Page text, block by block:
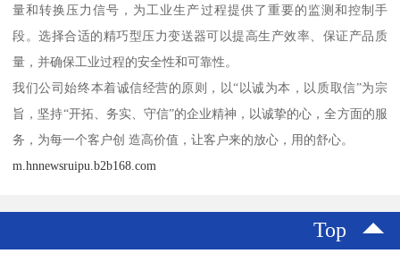
量和转换压力信号，为工业生产过程提供了重要的监测和控制手
段。选择合适的精巧型压力变送器可以提高生产效率、保证产品质
量，并确保工业过程的安全性和可靠性。
我们公司始终本着诚信经营的原则，以“以诚为本，以质取信”为宗
旨，坚持“开拓、务实、守信”的企业精神，以诚挚的心，全方面的服
务，为每一个客户创 造高价值，让客户来的放心，用的舒心。
m.hnnewsruipu.b2b168.com
Top